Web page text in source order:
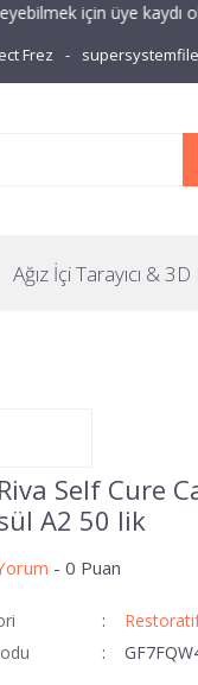
için üye kaydı
Frez
Ağız İçi Tarayıcı &
Self Cure
A2 50 lik
- 0 Puan